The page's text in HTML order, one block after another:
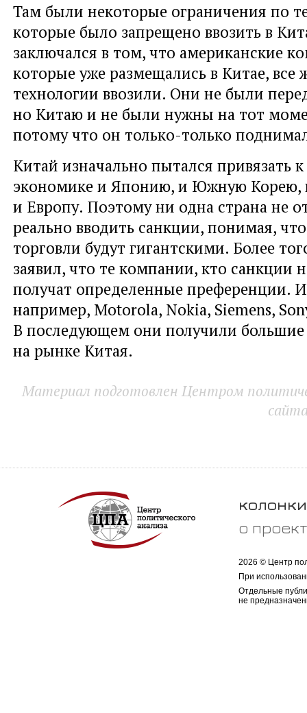
Там были некоторые ограничения по
которые было запрещено ввозить в
заключался в том, что американские
которые уже размещались в Китае, все
технологии ввозили. Они не были
но Китаю и не были нужны на тот
потому что он только-только
Китай изначально пытался привязать к
экономике и Японию, и Южную
и Европу. Поэтому ни одна страна не
реально вводить санкции, понимая,
торговли будут гигантскими. Более
заявил, что те компании, кто санкции
получат определенные преференции.
например, Motorola, Nokia, Siemens,
В последующем они получили
на рынке Китая.
Материал подготовлен Центром
колонки
о
2026 © Центр
При
Отдельные
не